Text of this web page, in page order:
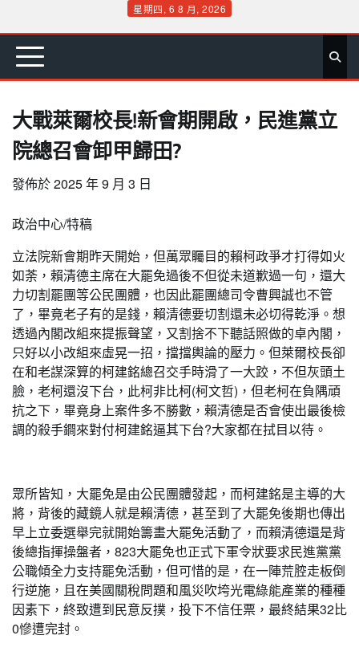
content
星期四, 6 8 月, 2026
首 要 娛 生 社 文 公 運 旅 政 地 專
大戰萊爾校長!新會期開啟，民進黨立
院總召會卸甲歸田?
發佈於2025 年 9 月 3 日
政治中心/特稿
立法院新會期昨天開始，但萬眾矚目的賴柯政爭才打得如火
如荼，賴清德主席在大罷免過後不但從未道歉過一句，還大
力切割罷團等公民團體，也因此罷團總司令曹興誠也不管
了，畢竟老子有的是錢，賴清德要切割還未必切得乾淨。想
透過內閣改組來提振聲望，又割捨不下聽話照做的卓內閣，
只好以小改組來虛晃一招，擋擋輿論的壓力。但萊爾校長卻
在和老謀深算的柯建銘總召交手時滑了一大跤，不但灰頭土
臉，老柯還沒下台，此柯非比柯(柯文哲)，但老柯在負隅頑
抗之下，畢竟身上案件多不勝數，賴清德是否會使出最後檢
調的殺手鐧來對付柯建銘逼其下台?大家都在拭目以待。
眾所皆知，大罷免是由公民團體發起，而柯建銘是主導的大
將，背後的藏鏡人就是賴清德，甚至到了大罷免後期也傳出
早上立委選舉完就開始籌畫大罷免活動了，而賴清德還是背
後總指揮操盤者，823大罷免也正式下軍令狀要求民進黨黨
公職傾全力支持罷免活動，但可惜的是，在一陣荒腔走板倒
行逆施，且在美國關稅問題和風災吹垮光電綠能產業的種種
因素下，終致遭到民意反撲，投下不信任票，最終結果32比
0慘遭完封。